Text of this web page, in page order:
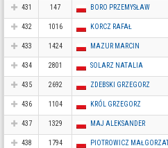
431 147 BORO PRZEMYSŁAW
432 1016 KORCZ RAFAŁ
433 1424 MAZUR MARCIN
434 2801 SOLARZ NATALIA
435 2692 ZDEBSKI GRZEGORZ
436 1104 KRÓL GRZEGORZ
437 1329 MAJ ALEKSANDER
438 1794 PIOTROWICZ